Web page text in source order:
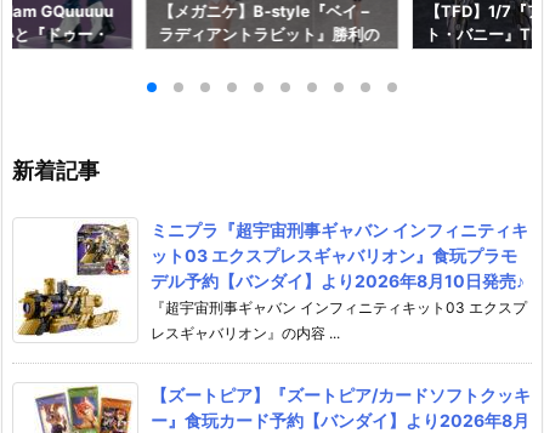
GQuuuuu
と『ドゥー・
【メガニケ】B-style『ベイ –
ラディアントラビット』勝利の
約【フリーイング】より2026
【TFD】1/7『
ト・バニー』
新着記事
ミニプラ『超宇宙刑事ギャバン インフィニティキ
ット03 エクスプレスギャバリオン』食玩プラモ
デル予約【バンダイ】より2026年8月10日発売♪
『超宇宙刑事ギャバン インフィニティキット03 エクスプ
レスギャバリオン』の内容 ...
【ズートピア】『ズートピア/カードソフトクッキ
ー』食玩カード予約【バンダイ】より2026年8月